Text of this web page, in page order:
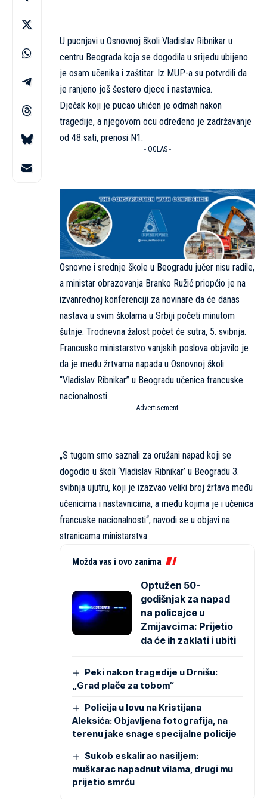
U pucnjavi u Osnovnoj školi Vladislav Ribnikar u
centru Beograda koja se dogodila u srijedu ubijeno
je osam učenika i zaštitar. Iz MUP-a su potvrdili da
je ranjeno još šestero djece i nastavnica.
Dječak koji je pucao uhićen je odmah nakon
tragedije, a njegovom ocu određeno je zadržavanje
od 48 sati, prenosi N1.
- OGLAS -
Osnovne i srednje škole u Beogradu jučer nisu radile,
a ministar obrazovanja Branko Ružić priopćio je na
izvanrednoj konferenciji za novinare da će danas
nastava u svim školama u Srbiji početi minutom
šutnje. Trodnevna žalost počet će sutra, 5. svibnja.
Francusko ministarstvo vanjskih poslova objavilo je
da je među žrtvama napada u Osnovnoj školi
“Vladislav Ribnikar” u Beogradu učenica francuske
nacionalnosti.
- Advertisement -
„S tugom smo saznali za oružani napad koji se
dogodio u školi ‘Vladislav Ribnikar’ u Beogradu 3.
svibnja ujutru, koji je izazvao veliki broj žrtava među
učenicima i nastavnicima, a među kojima je i učenica
francuske nacionalnosti“, navodi se u objavi na
stranicama ministarstva.
Možda vas i ovo zanima
Optužen 50-
godišnjak za napad
na policajce u
Zmijavcima: Prijetio
da će ih zaklati i ubiti
Peki nakon tragedije u Drnišu:
„Grad plače za tobom“
Policija u lovu na Kristijana
Aleksića: Objavljena fotografija, na
terenu jake snage specijalne policije
Sukob eskalirao nasiljem:
muškarac napadnut vilama, drugi mu
prijetio smrću